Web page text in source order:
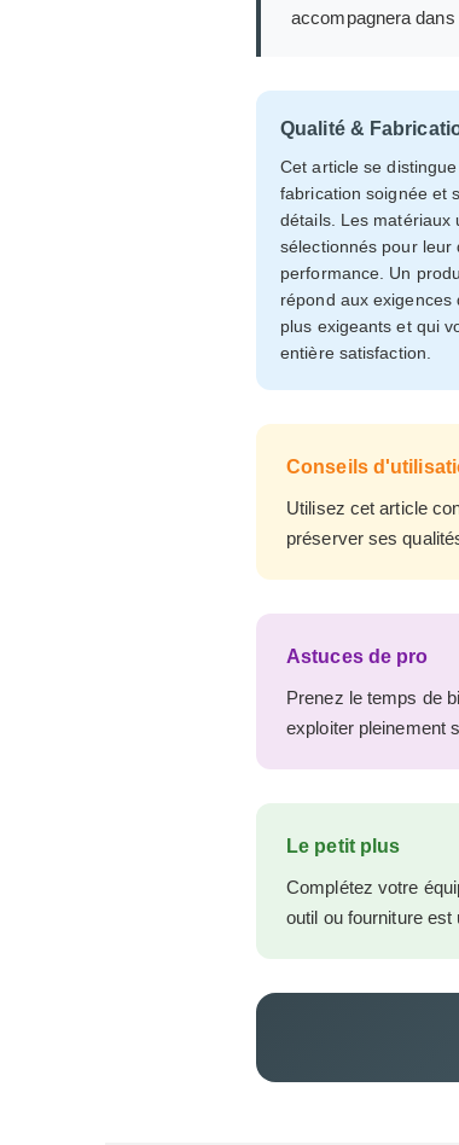
accompagnera
Qualité &
Cet article se
fabrication soignée et
détails. Les matériaux
sélectionnés pour leur
performance. Un
répond aux exigences
plus exigeants et qui
entière satisfaction.
Conseils
Utilisez cet article
préserver ses
Astuces de pro
Prenez le temps de
exploiter pleinement
Le petit plus
Complétez votre
outil ou fourniture